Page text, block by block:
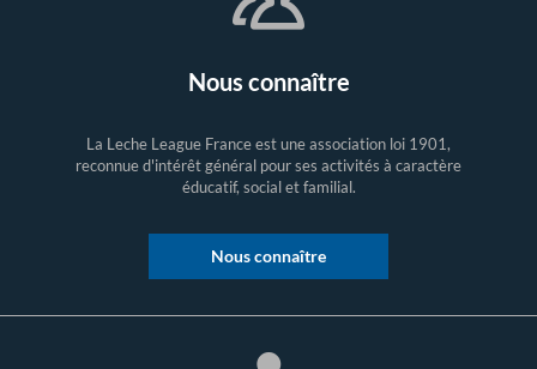
Nous connaître
La Leche League France est une association loi 1901,
reconnue d'intérêt général pour ses activités à caractère
éducatif, social et familial.
Nous connaître